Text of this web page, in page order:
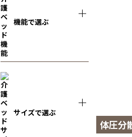
機能で選ぶ
サイズで選ぶ
体圧分